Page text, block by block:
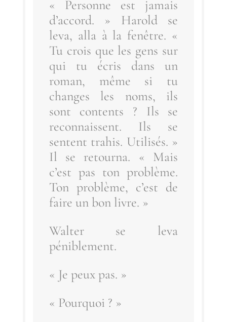
« Per­sonne est jamais
d’ac­cord. » Harold se
leva, alla à la fenêtre. «
Tu crois que les gens sur
qui tu écris dans un
roman, même si tu
changes les noms, ils
sont contents ? Ils se
recon­naissent. Ils se
sentent tra­his. Uti­li­sés. »
Il se retour­na. « Mais
c’est pas ton pro­blème.
Ton pro­blème, c’est de
faire un bon livre. »
Wal­ter se leva
péniblement.
« Je peux pas. »
« Pour­quoi ? »